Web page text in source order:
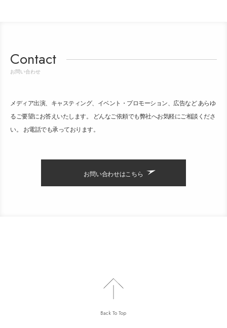
Contact
お問い合わせ
メディア出演、キャスティング、イベント・プロモーション、広告など あらゆ
るご要望にお答えいたします。 どんなご依頼でも弊社へお気軽にご相談くださ
い。 お電話でも承っております。
お問い合わせはこちら
Back To Top